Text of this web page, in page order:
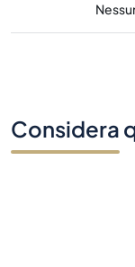
Considera